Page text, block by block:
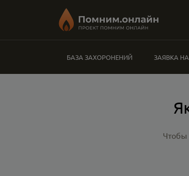
БАЗА ЗАХОРОНЕНИЙ ЗАЯВКА
Чтобы